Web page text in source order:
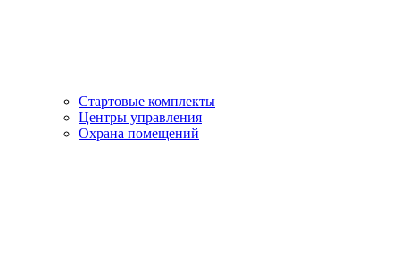
Стартовые комплекты
Центры управления
Охрана помещений